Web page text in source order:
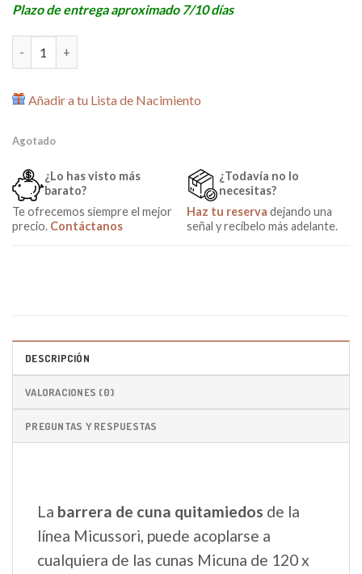
Plazo de entrega aproximado 7/10 días
Añadir a tu Lista de Nacimiento
Agotado
¿Lo has visto más
barato?
Te ofrecemos siempre el mejor
precio. Contáctanos
¿Todavía no lo
necesitas?
Haz tu reserva dejando una
señal y recíbelo más adelante.
DESCRIPCIÓN
VALORACIONES (0)
PREGUNTAS Y RESPUESTAS
La barrera de cuna quitamiedos de la
línea Micussori, puede acoplarse a
cualquiera de las cunas Micuna de 120 x